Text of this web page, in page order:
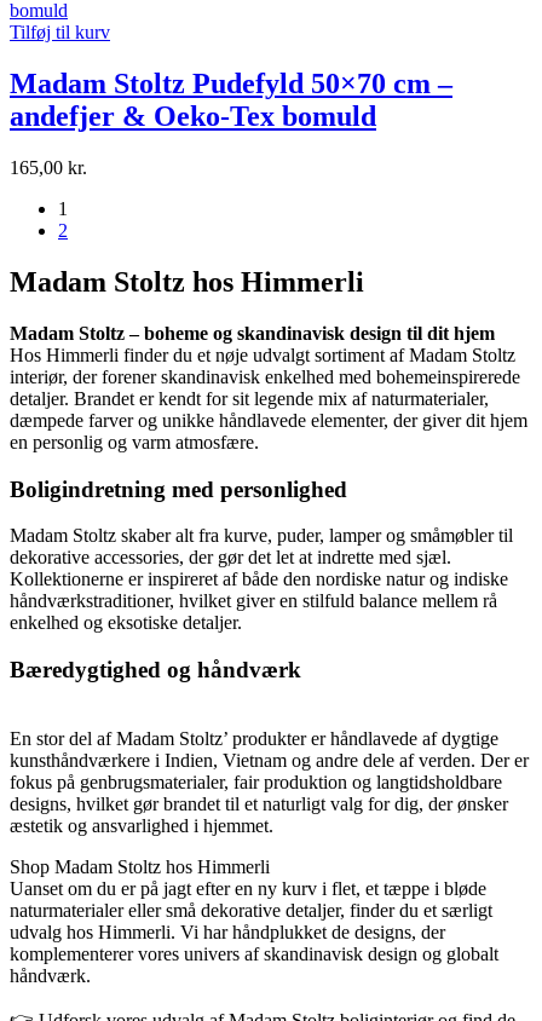
Tilføj til kurv
Madam Stoltz Pudefyld 50×70 cm –
andefjer & Oeko-Tex bomuld
165,00 kr.
1
2
Madam Stoltz hos Himmerli
Madam Stoltz – boheme og skandinavisk design til dit hjem
Hos Himmerli finder du et nøje udvalgt sortiment af Madam Stoltz
interiør, der forener skandinavisk enkelhed med bohemeinspirerede
detaljer. Brandet er kendt for sit legende mix af naturmaterialer,
dæmpede farver og unikke håndlavede elementer, der giver dit hjem
en personlig og varm atmosfære.
Boligindretning med personlighed
Madam Stoltz skaber alt fra kurve, puder, lamper og småmøbler til
dekorative accessories, der gør det let at indrette med sjæl.
Kollektionerne er inspireret af både den nordiske natur og indiske
håndværkstraditioner, hvilket giver en stilfuld balance mellem rå
enkelhed og eksotiske detaljer.
Bæredygtighed og håndværk
En stor del af Madam Stoltz’ produkter er håndlavede af dygtige
kunsthåndværkere i Indien, Vietnam og andre dele af verden. Der er
fokus på genbrugsmaterialer, fair produktion og langtidsholdbare
designs, hvilket gør brandet til et naturligt valg for dig, der ønsker
æstetik og ansvarlighed i hjemmet.
Shop Madam Stoltz hos Himmerli
Uanset om du er på jagt efter en ny kurv i flet, et tæppe i bløde
naturmaterialer eller små dekorative detaljer, finder du et særligt
udvalg hos Himmerli. Vi har håndplukket de designs, der
komplementerer vores univers af skandinavisk design og globalt
håndværk.